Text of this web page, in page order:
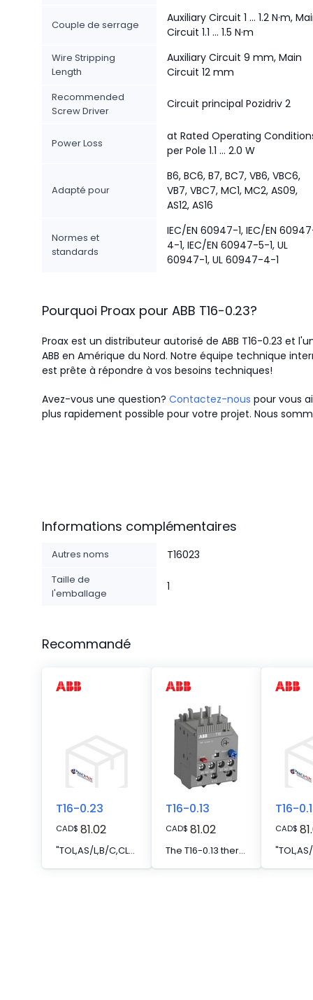
Couple de serrage
Auxiliary Circuit 1 ... 1.2 N·m,
Circuit 1.1 ... 1.5 N·m
Wire Stripping
Length
Auxiliary Circuit 9 mm, Main
Circuit 12 mm
Recommended
Screw Driver
Circuit principal Pozidriv 2
Power Loss
at Rated Operating
per Pole 1.1 ... 2.0 W
Adapté pour
B6, BC6, B7, BC7, VB6, VBC6,
VB7, VBC7, MC1, MC2, AS09,
AS12, AS16
Normes et
standards
IEC/EN 60947-1, IEC/EN
4-1, IEC/EN 60947-5-1, UL
60947-1, UL 60947-4-1
Pourquoi Proax pour ABB T16-0.23?
Proax est un distributeur autorisé de ABB T16-0.23 et
ABB en Amérique du Nord. Notre équipe technique
est prête à répondre à vos besoins techniques!
Avez-vous une question? Contactez-nous pour vous
plus rapidement possible pour votre projet. Nous
Informations complémentaires
Autres noms T16023
Taille de
l'emballage
1
Recommandé
T16-0.23
CAD$ 81.02
"TOL,AS/L,B/C,CLASS-10,0.17-0.23A"
T16-0.13
CAD$ 81.02
The T16-0.13 thermal overload relay is an economic electromechanical protection device for the main circuit. It offers reliable and fast protection for motors in the event of overload or phase failure. The device has trip class 10. Further features are the temperature compensation, trip contact (NC), signal contact (NO), automatic- or manual reset selectable, trip-free mechanism, STOP function and a trip indication. The overload relays are connected directly to the mini contactors or block contactors. Single mounting kits are available as accessory.
T16-
CAD$